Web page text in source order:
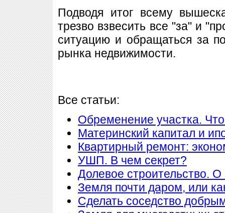
Подводя итог всему
трезво взвесить все "за" и
ситуацию и обращаться за
рынка недвижимости.
Все статьи:
Обременение участка.
Материнский капитал и
Квартирный ремонт:
УШП. В чем секрет?
Долевое строительство.
Земля почти даром, или
Сделать соседство